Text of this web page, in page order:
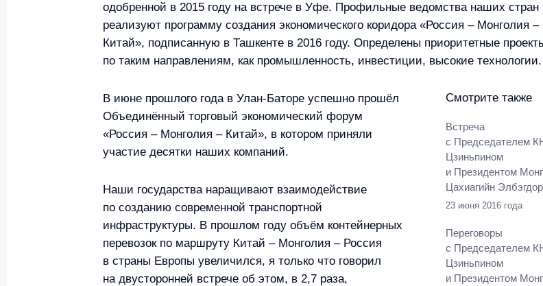
Встреча с Президентом Монголии Халтмагийн
Баттулгой
7 сентября 2017 года, 06:40
Поздравление Халтмагийн Баттулге с избранием
на пост Президента Монголии
Встреча с Президентом Монголии Цахиагийн
Элбэгдоржем
9 июня 2017 года, 16:00
одобренной в 2015 году на встрече в Уфе. Профильные ведомства наших стран
реализуют программу создания экономического коридора «Россия – Монголия –
Китай», подписанную в Ташкенте в 2016 году. Определены приоритетные
по таким направлениям, как промышленность, инвестиции, высокие технологии.
Смотрите также
Встреча
с Председателем
Цзиньпином
и Президентом
Цахиагийн
23 июня 2016 года
Переговоры
с Председателем
Цзиньпином
и Президентом
В июне прошлого года в Улан-Баторе успешно прошёл
Объединённый торговый экономический форум
«Россия – Монголия – Китай», в котором приняли
участие десятки наших компаний.
Наши государства наращивают взаимодействие
по созданию современной транспортной
инфраструктуры. В прошлом году объём контейнерных
перевозок по маршруту Китай – Монголия – Россия
в страны Европы увеличился, я только что говорил
на двусторонней встрече об этом, в 2,7 раза,